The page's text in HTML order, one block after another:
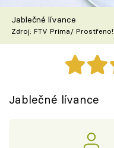
Škola vaření
Recepty z TV
Speciál: Cuketa
Těhotnej kuchař
Jablečné lívance
Zdroj: FTV Prima/ Prostřeno!
Jablečné lívance